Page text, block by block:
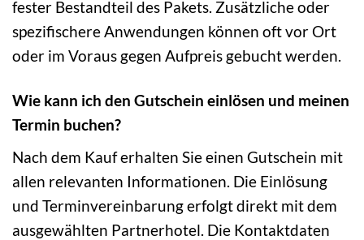
fester Bestandteil des Pakets. Zusätzliche oder
spezifischere Anwendungen können oft vor Ort
oder im Voraus gegen Aufpreis gebucht werden.
Wie kann ich den Gutschein einlösen und meinen
Termin buchen?
Nach dem Kauf erhalten Sie einen Gutschein mit
allen relevanten Informationen. Die Einlösung
und Terminvereinbarung erfolgt direkt mit dem
ausgewählten Partnerhotel. Die Kontaktdaten